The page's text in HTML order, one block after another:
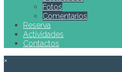
Fotos
Comentarios
Reserva
Actividades
Contactos
×